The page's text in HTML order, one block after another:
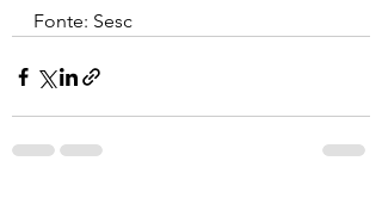
Fonte: Sesc